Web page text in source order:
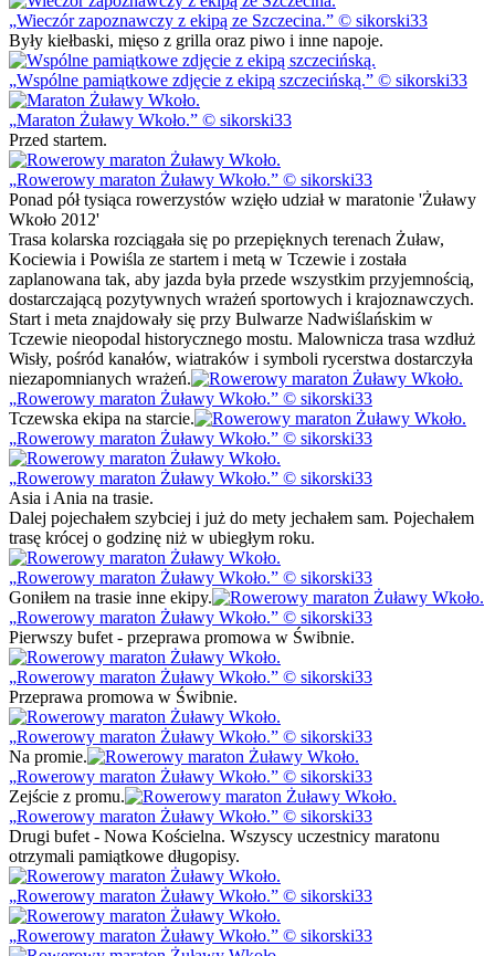
Wieczór zapoznawczy z ekipą ze Szczecina.
© sikorski33
Były kiełbaski, mięso z grilla oraz piwo i inne napoje.
Wspólne pamiątkowe zdjęcie z ekipą szczecińską. © sikorski33
Maraton Żuławy Wkoło.
© sikorski33
Przed startem.
Rowerowy maraton Żuławy Wkoło.
© sikorski33
Ponad pół tysiąca rowerzystów wzięło udział w maratonie 'Żuławy
Wkoło 2012'
Trasa kolarska rozciągała się po przepięknych terenach Żuław,
Kociewia i Powiśla ze startem i metą w Tczewie i została
zaplanowana tak, aby jazda była przede wszystkim przyjemnością,
dostarczającą pozytywnych wrażeń sportowych i krajoznawczych.
Start i meta znajdowały się przy Bulwarze Nadwiślańskim w
Tczewie nieopodal historycznego mostu. Malownicza trasa wzdłuż
Wisły, pośród kanałów, wiatraków i symboli rycerstwa dostarczyła
niezapomnianych wrażeń.
Rowerowy maraton Żuławy Wkoło.
© sikorski33
Tczewska ekipa na starcie.
Rowerowy maraton Żuławy Wkoło.
© sikorski33
Rowerowy maraton Żuławy Wkoło.
© sikorski33
Asia i Ania na trasie.
Dalej pojechałem szybciej i już do mety jechałem sam. Pojechałem
trasę krócej o godzinę niż w ubiegłym roku.
Rowerowy maraton Żuławy Wkoło.
© sikorski33
Goniłem na trasie inne ekipy.
Rowerowy maraton Żuławy Wkoło.
© sikorski33
Pierwszy bufet - przeprawa promowa w Świbnie.
Rowerowy maraton Żuławy Wkoło.
© sikorski33
Przeprawa promowa w Świbnie.
Rowerowy maraton Żuławy Wkoło.
© sikorski33
Na promie.
Rowerowy maraton Żuławy Wkoło.
© sikorski33
Zejście z promu.
Rowerowy maraton Żuławy Wkoło.
© sikorski33
Drugi bufet - Nowa Kościelna. Wszyscy uczestnicy maratonu
otrzymali pamiątkowe długopisy.
Rowerowy maraton Żuławy Wkoło. © sikorski33
Rowerowy maraton Żuławy Wkoło. © sikorski33